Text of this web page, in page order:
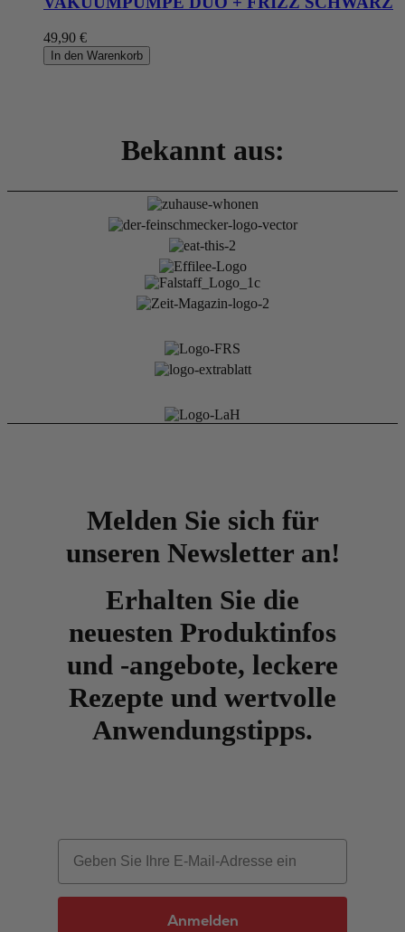
49,90 €
In den Warenkorb
Bekannt aus:
Melden Sie sich für
unseren Newsletter an!
Erhalten Sie die
neuesten Produktinfos
und -angebote, leckere
Rezepte und wertvolle
Anwendungstipps.
Email
Anmelden